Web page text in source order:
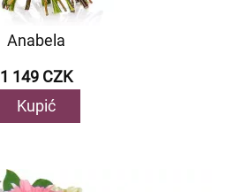
Anabela
1 149 CZK
Kupić